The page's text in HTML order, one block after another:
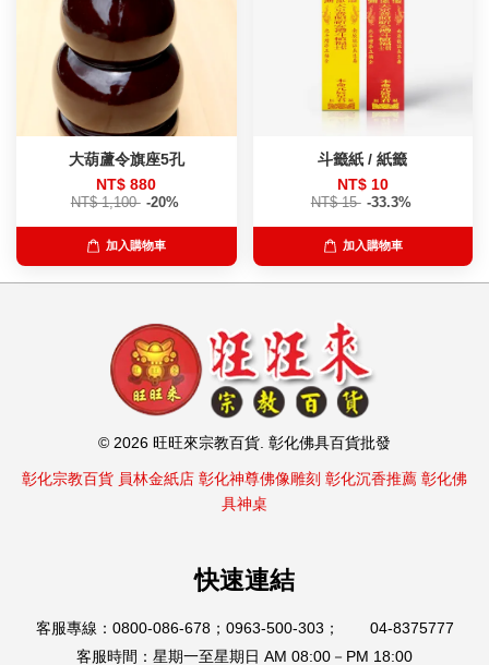
大葫蘆令旗座5孔
NT$ 880
NT$ 1,100 -20%
加入購物車
斗籤紙 / 紙籤
NT$ 10
NT$ 15 -33.3%
加入購物車
© 2026 旺旺來宗教百貨. 彰化佛具百貨批發
彰化宗教百貨 員林金紙店 彰化神尊佛像雕刻 彰化沉香推薦 彰化佛
具神桌
快速連結
客服專線：0800-086-678；0963-500-303； 04-8375777
客服時間：星期一至星期日 AM 08:00－PM 18:00